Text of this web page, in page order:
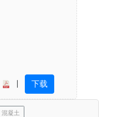
| 下载
混凝土